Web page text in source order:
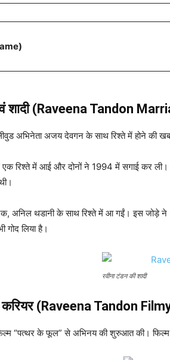
शादी (Raveena Tandon
अभिनेता अजय देवगन के साथ रिश्ते में होने की
रिश्ते में आई और दोनों ने 1994 में सगाई कर ली।
अनिल थडानी के साथ रिश्ते में आ गईं। इस जोड़े
गोद लिया है।
रवीना टंडन की शादी
करियर (Raveena Tandon
“पत्थर के फूल” से अभिनय की शुरुआत की।